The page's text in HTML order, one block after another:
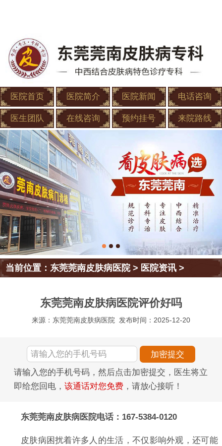
医院首页 医院简介 医院新闻 电话咨询
医生团队 在线咨询 预约挂号 来院路线
当前位置：东莞莞南皮肤病医院> 医院资讯 >
东莞莞南皮肤病医院评价好吗
来源：东莞莞南皮肤病医院 发布时间：2025-12-20
请输入您的手机号码，然后点击加密提交，医生将立
即给您回电， 该通话对您免费 ，请放心接听！
东莞莞南皮肤病医院电话：167-5384-0120
皮肤病困扰着许多人的生活，不仅影响外观，还可能